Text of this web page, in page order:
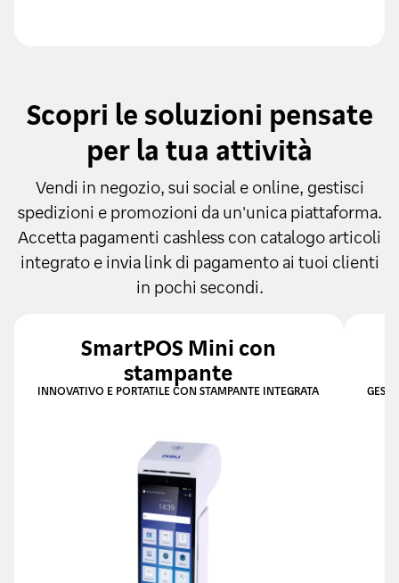
Scopri le soluzioni pensate
per la tua attività
Vendi in negozio, sui social e online, gestisci
spedizioni e promozioni da un'unica piattaforma.
Accetta pagamenti cashless con catalogo articoli
integrato e invia link di pagamento ai tuoi clienti
in pochi secondi.
SmartPOS Mini con
stampante
INNOVATIVO E PORTATILE CON STAMPANTE INTEGRATA